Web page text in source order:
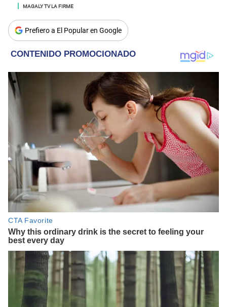
MAGALY TV LA FIRME
Prefiero a El Popular en Google